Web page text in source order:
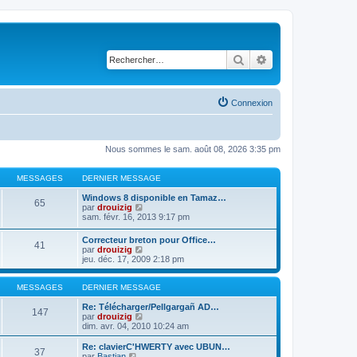
Rechercher
Connexion
Nous sommes le sam. août 08, 2026 3:35 pm
MESSAGES DERNIER MESSAGE
65
Windows 8 disponible en Tamaz…
par drouizig
o
u
l
t
e
r
l
d
e
r
n
i
sam. févr. 16, 2013 9:17 pm
41
Correcteur breton pour Office…
par drouizig
o
n
s
u
l
t
r
l
e
jeu. déc. 17, 2009 2:18 pm
MESSAGES DERNIER MESSAGE
147
Re: Télécharger/Pellgargañ AD…
par drouizig
o
n
s
dim. avr. 04, 2010 10:24 am
37
Re: clavierC'HWERTY avec UBUN…